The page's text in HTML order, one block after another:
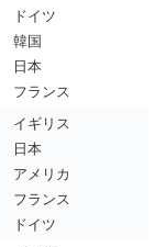
ドイツ
韓国
日本
フランス
イギリス
日本
アメリカ
フランス
ドイツ